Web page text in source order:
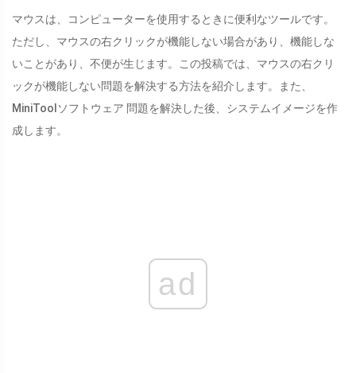
マウスは、コンピューターを使用するときに便利なツールです。
ただし、マウスの右クリックが機能しない場合があり、機能しな
いことがあり、不便が生じます。この投稿では、マウスの右クリ
ックが機能しない問題を解決する方法を紹介します。また、
MiniToolソフトウェア 問題を解決した後、システムイメージを作
成します。
ad